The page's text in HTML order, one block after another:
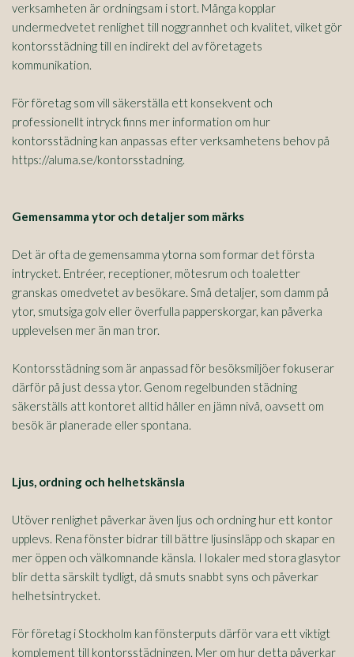
verksamheten är ordningsam i stort. Många kopplar
undermedvetet renlighet till noggrannhet och kvalitet, vilket gör
kontorsstädning till en indirekt del av företagets
kommunikation.
För företag som vill säkerställa ett konsekvent och
professionellt intryck finns mer information om hur
kontorsstädning kan anpassas efter verksamhetens behov på
https://aluma.se/kontorsstadning.
Gemensamma ytor och detaljer som märks
Det är ofta de gemensamma ytorna som formar det första
intrycket. Entréer, receptioner, mötesrum och toaletter
granskas omedvetet av besökare. Små detaljer, som damm på
ytor, smutsiga golv eller överfulla papperskorgar, kan påverka
upplevelsen mer än man tror.
Kontorsstädning som är anpassad för besöksmiljöer fokuserar
därför på just dessa ytor. Genom regelbunden städning
säkerställs att kontoret alltid håller en jämn nivå, oavsett om
besök är planerade eller spontana.
Ljus, ordning och helhetskänsla
Utöver renlighet påverkar även ljus och ordning hur ett kontor
upplevs. Rena fönster bidrar till bättre ljusinsläpp och skapar en
mer öppen och välkomnande känsla. I lokaler med stora glasytor
blir detta särskilt tydligt, då smuts snabbt syns och påverkar
helhetsintrycket.
För företag i Stockholm kan fönsterputs därför vara ett viktigt
komplement till kontorsstädningen. Mer om hur detta påverkar